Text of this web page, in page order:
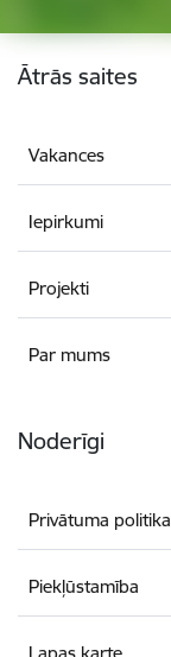
Kājene
Ātrās saites
Vakances
Iepirkumi
Projekti
Par mums
Noderīgi
Privātuma politika
Piekļūstamība